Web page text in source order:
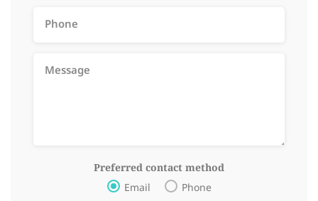
Preferred contact method
Email Phone